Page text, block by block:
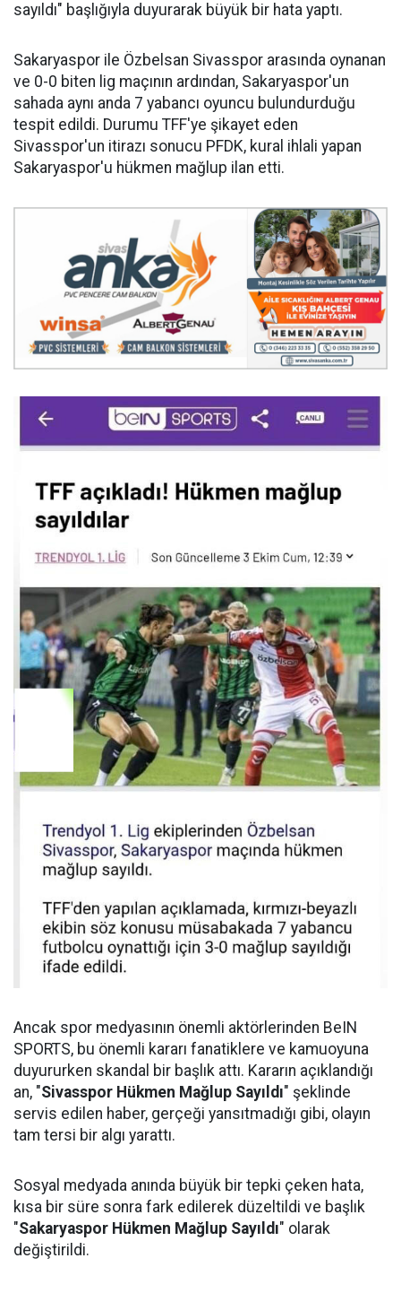
sayıldı" başlığıyla duyurarak büyük bir hata yaptı.
Sakaryaspor ile Özbelsan Sivasspor arasında oynanan
ve 0-0 biten lig maçının ardından, Sakaryaspor'un
sahada aynı anda 7 yabancı oyuncu bulundurduğu
tespit edildi. Durumu TFF'ye şikayet eden
Sivasspor'un itirazı sonucu PFDK, kural ihlali yapan
Sakaryaspor'u hükmen mağlup ilan etti.
Ancak spor medyasının önemli aktörlerinden BeIN
SPORTS, bu önemli kararı fanatiklere ve kamuoyuna
duyururken skandal bir başlık attı. Kararın açıklandığı
an, "Sivasspor Hükmen Mağlup Sayıldı" şeklinde
servis edilen haber, gerçeği yansıtmadığı gibi, olayın
tam tersi bir algı yarattı.
Sosyal medyada anında büyük bir tepki çeken hata,
kısa bir süre sonra fark edilerek düzeltildi ve başlık
"Sakaryaspor Hükmen Mağlup Sayıldı" olarak
değiştirildi.